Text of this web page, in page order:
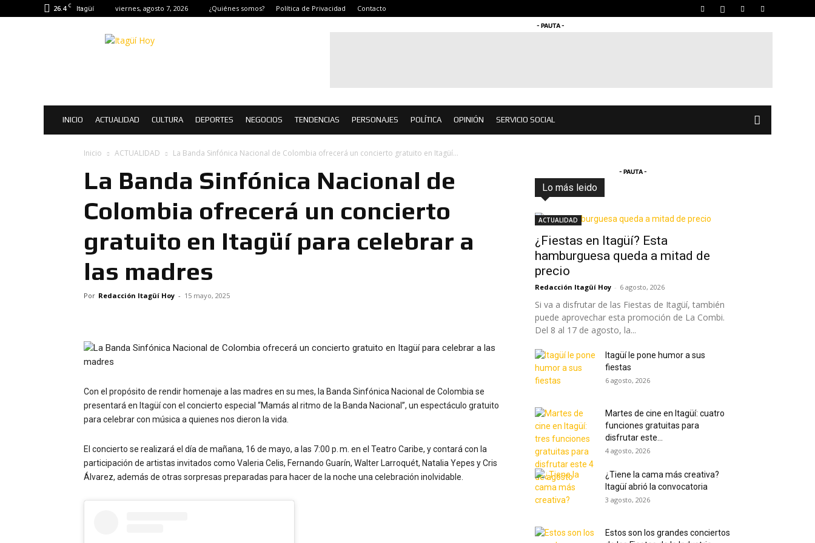
26.4 C Itagüí viernes, agosto 7, 2026 ¿Quiénes somos? Política de Privacidad Contacto
Itagüí
- PAUTA -
INICIO ACTUALIDAD CULTURA DEPORTES NEGOCIOS TENDENCIAS PERSONAJES POLÍTICA OPINIÓN SERVICIO SOCIAL
Inicio ACTUALIDAD La Banda Sinfónica Nacional de Colombia ofrecerá un concierto gratuito en Itagüí...
La Banda Sinfónica Nacional de
Colombia ofrecerá un concierto
gratuito en Itagüí para celebrar a
las madres
Por Redacción Itagüí Hoy - 15 mayo, 2025
Con el propósito de rendir homenaje a las madres en su mes, la Banda Sinfónica Nacional de Colombia se
presentará en Itagüí con el concierto especial “Mamás al ritmo de la Banda Nacional”, un espectáculo gratuito
para celebrar con música a quienes nos dieron la vida.
El concierto se realizará el día de mañana, 16 de mayo, a las 7:00 p. m. en el Teatro Caribe, y contará con la
participación de artistas invitados como Valeria Celis, Fernando Guarín, Walter Larroquét, Natalia Yepes y Cris
Álvarez, además de otras sorpresas preparadas para hacer de la noche una celebración inolvidable.
- PAUTA -
Lo más leidoTodo
ACTUALIDAD
¿Fiestas en Itagüí? Esta
hamburguesa queda a mitad de
precio
Redacción Itagüí Hoy - 6 agosto, 2026
Si va a disfrutar de las Fiestas de Itagüí, también
puede aprovechar esta promoción de La Combi.
Del 8 al 17 de agosto, la...
Itagüí le pone humor a sus
fiestas
6 agosto, 2026
Martes de cine en Itagüí: cuatro
funciones gratuitas para
disfrutar este...
4 agosto, 2026
¿Tiene la cama más creativa?
Itagüí abrió la convocatoria
3 agosto, 2026
Estos son los grandes conciertos